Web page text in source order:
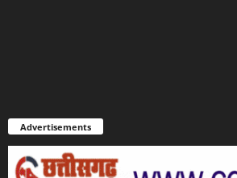
Advertisements